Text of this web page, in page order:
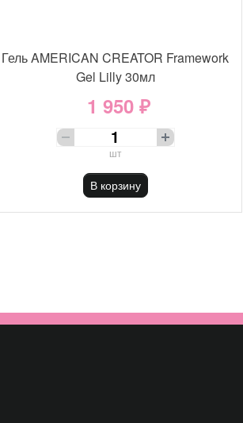
Гель AMERICAN CREATOR Framework
Gel Lilly 30мл
1 950 ₽
шт
В корзину